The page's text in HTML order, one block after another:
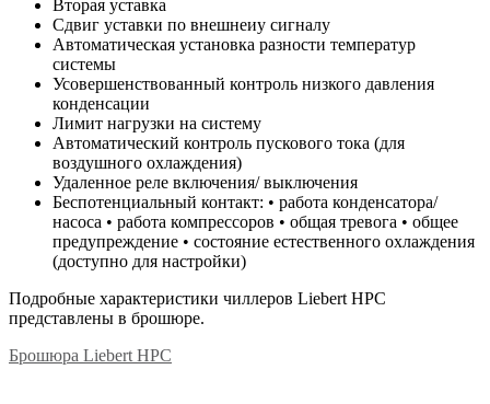
Вторая уставка
Сдвиг уставки по внешнеиу сигналу
Автоматическая установка разности температур
системы
Усовершенствованный контроль низкого давления
конденсации
Лимит нагрузки на систему
Автоматический контроль пускового тока (для
воздушного охлаждения)
Удаленное реле включения/ выключения
Беспотенциальный контакт: • работа конденсатора/
насоса • работа компрессоров • общая тревога • общее
предупреждение • состояние естественного охлаждения
(доступно для настройки)
Подробные характеристики чиллеров Liebert HPC
представлены в брошюре.
Брошюра Liebert HPC